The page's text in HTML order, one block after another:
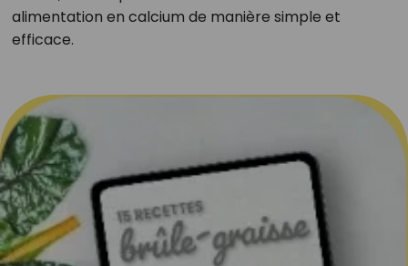
alimentation en calcium de manière simple et
efficace.